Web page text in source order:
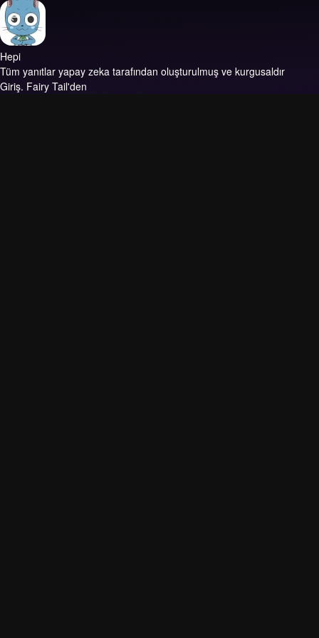
Hepi
Tüm yanıtlar yapay zeka tarafından oluşturulmuş ve kurgusaldır
Giriş. Fairy Tail'den